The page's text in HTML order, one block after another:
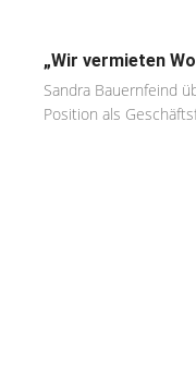
„Wir vermieten
Sandra Bauernfeind
Position als